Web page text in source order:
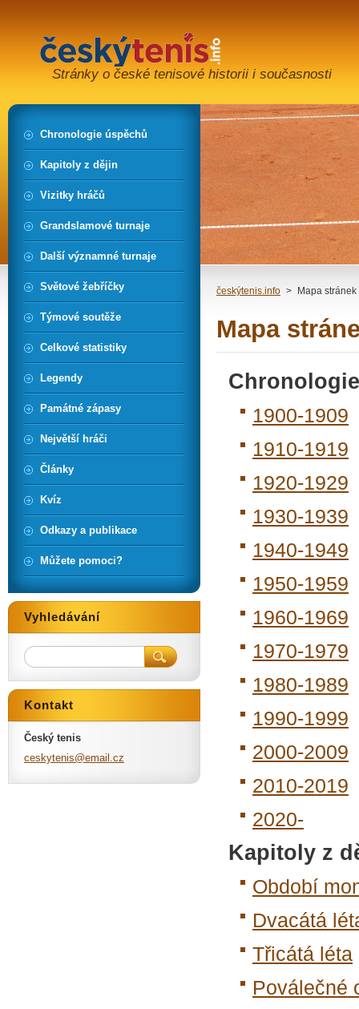
Stránky o české tenisové historii i současnosti
českýtenis.info > Mapa stránek
Mapa
1900-1909
1910-1919
1920-1929
1930-1939
1940-1949
1950-1959
1960-1969
1970-1979
1980-1989
1990-1999
2000-2009
2010-2019
2020-
Kapitoly z
Období
Dvacátá
Třicátá léta
Poválečné
Chronologie úspěchů
Kapitoly z dějin
Vizitky hráčů
Grandslamové turnaje
Další významné turnaje
Světové žebříčky
Týmové soutěže
Celkové statistiky
Legendy
Památné zápasy
Největší hráči
Články
Kvíz
Odkazy a publikace
Můžete pomoci?
Vyhledávání
Kontakt
Český tenis
ceskytenis@email .cz